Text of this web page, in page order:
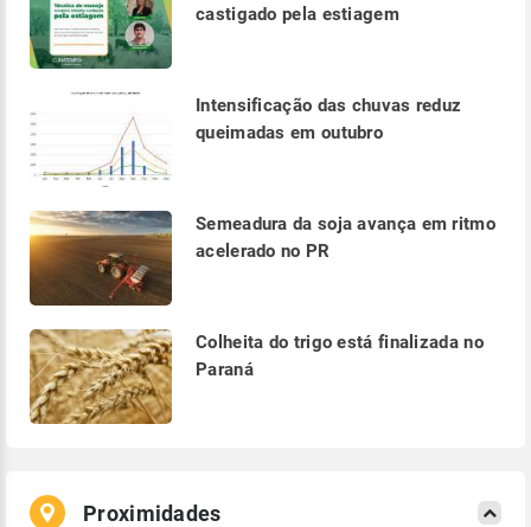
castigado pela estiagem
Intensificação das chuvas reduz
queimadas em outubro
Semeadura da soja avança em ritmo
acelerado no PR
Colheita do trigo está finalizada no
Paraná
Proximidades